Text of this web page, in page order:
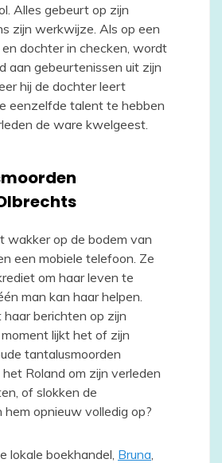
Alles gebeurt op zijn
zijn werkwijze. Als op een
dochter in checken, wordt
aan gebeurtenissen uit zijn
hij de dochter leert
eenzelfde talent te hebben
de ware kwelgeest.
wakker op de bodem van
een mobiele telefoon. Ze
om haar leven te
man kan haar helpen.
berichten op zijn
lijkt het of zijn
tantalusmoorden
Roland om zijn verleden
of slokken de
opnieuw volledig op?
lokale boekhandel, Bruna